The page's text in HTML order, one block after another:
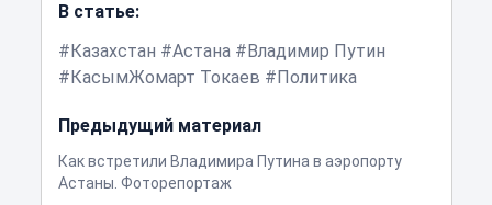
В статье:
Казахстан
Астана
Владимир Путин
КасымЖомарт Токаев
Политика
Предыдущий материал
Как встретили Владимира Путина в аэропорту
Астаны. Фоторепортаж